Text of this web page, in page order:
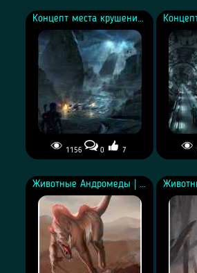
лаборатории на БуреКонцепт места крушения на Убежище-7
1156 0 7
на Убежище-7
капсул
Животные Андромеды | Пустынный хищник